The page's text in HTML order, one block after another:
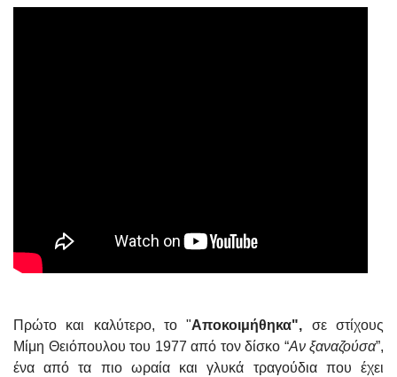
Πρώτο και καλύτερο, το "Αποκοιμήθηκα", σε στίχους
Μίμη Θειόπουλου του 1977 από τον δίσκο “Αν ξαναζούσα”,
ένα από τα πιο ωραία και γλυκά τραγούδια που έχει